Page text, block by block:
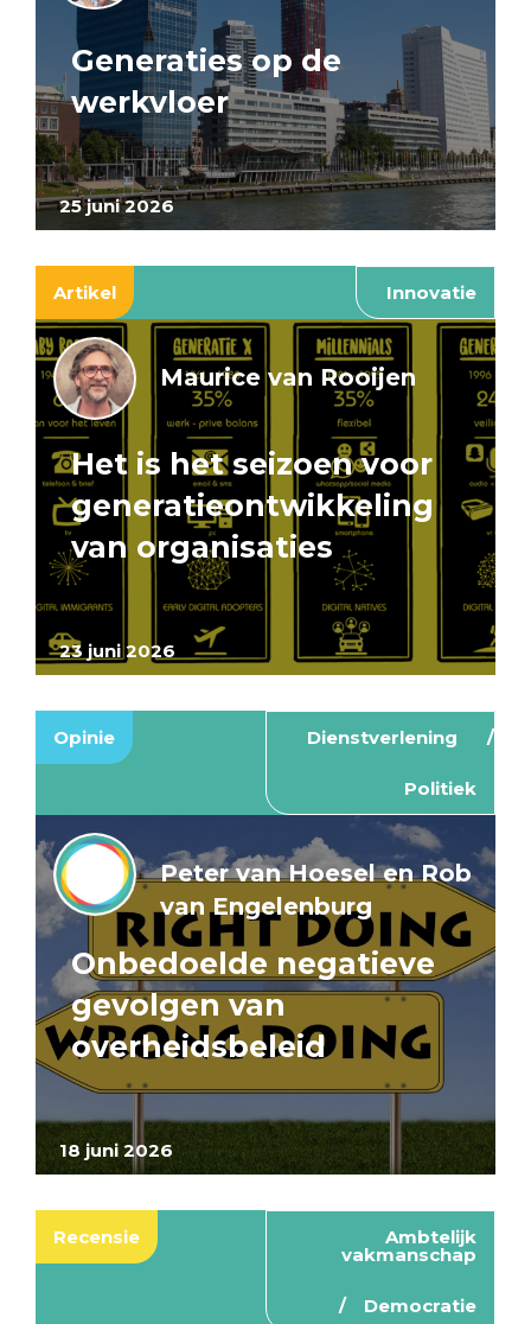
25 juni 2026
Generaties op de
werkvloer
Artikel Innovatie
23 juni 2026
Maurice van Rooijen
Het is het seizoen voor
generatieontwikkeling
van organisaties
Opinie Dienstverlening
Politiek
18 juni 2026
Peter van Hoesel en Rob
van Engelenburg
Onbedoelde negatieve
gevolgen van
overheidsbeleid
Recensie Ambtelijk
vakmanschap
Democratie